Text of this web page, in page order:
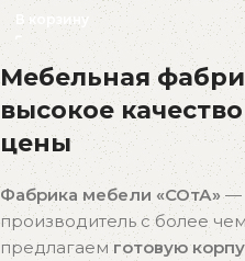
В корзину
Мебельная
высокое
цены
Фабрика мебели «СОтА»—
производитель с более
предлагаемготовую